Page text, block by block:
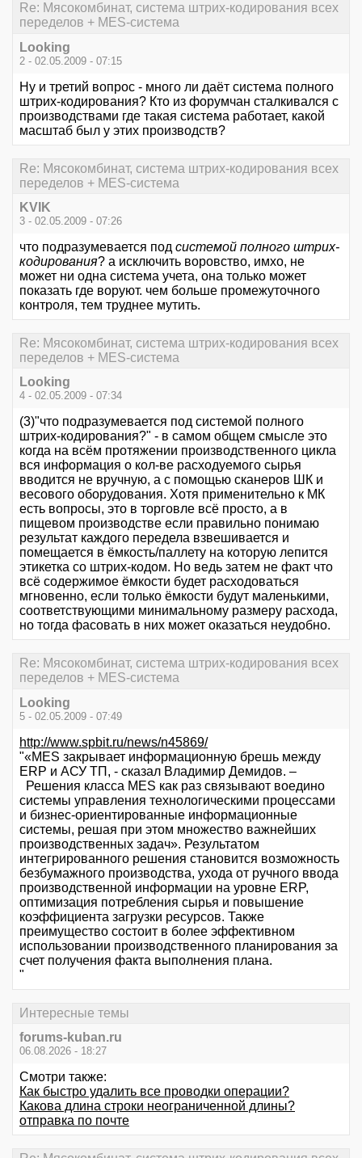
Re: Мясокомбинат, система штрих-кодирования всех
переделов + MES-система
Looking
2 - 02.05.2009 - 07:15
Ну и третий вопрос - много ли даёт система полного
штрих-кодирования? Кто из форумчан сталкивался с
производствами где такая система работает, какой
масштаб был у этих производств?
Re: Мясокомбинат, система штрих-кодирования всех
переделов + MES-система
KVIK
3 - 02.05.2009 - 07:26
что подразумевается под системой полного штрих-
кодирования? а исключить воровство, имхо, не
может ни одна система учета, она только может
показать где воруют. чем больше промежуточного
контроля, тем труднее мутить.
Re: Мясокомбинат, система штрих-кодирования всех
переделов + MES-система
Looking
4 - 02.05.2009 - 07:34
(3)"что подразумевается под системой полного
штрих-кодирования?" - в самом общем смысле это
когда на всём протяжении производственного цикла
вся информация о кол-ве расходуемого сырья
вводится не вручную, а с помощью сканеров ШК и
весового оборудования. Хотя применительно к МК
есть вопросы, это в торговле всё просто, а в
пищевом производстве если правильно понимаю
результат каждого передела взвешивается и
помещается в ёмкость/паллету на которую лепится
этикетка со штрих-кодом. Но ведь затем не факт что
всё содержимое ёмкости будет расходоваться
мгновенно, если только ёмкости будут маленькими,
соответствующими минимальному размеру расхода,
но тогда фасовать в них может оказаться неудобно.
Re: Мясокомбинат, система штрих-кодирования всех
переделов + MES-система
Looking
5 - 02.05.2009 - 07:49
http://www.spbit.ru/news/n45869/
"«MES закрывает информационную брешь между
ERP и АСУ ТП, - сказал Владимир Демидов. –
Решения класса MES как раз связывают воедино
системы управления технологическими процессами
и бизнес-ориентированные информационные
системы, решая при этом множество важнейших
производственных задач». Результатом
интегрированного решения становится возможность
безбумажного производства, ухода от ручного ввода
производственной информации на уровне ERP,
оптимизация потребления сырья и повышение
коэффициента загрузки ресурсов. Также
преимущество состоит в более эффективном
использовании производственного планирования за
счет получения факта выполнения плана.
"
Интересные темы
forums-kuban.ru
06.08.2026 - 18:27
Смотри также:
Как быстро удалить все проводки операции?
Какова длина строки неограниченной длины?
отправка по почте